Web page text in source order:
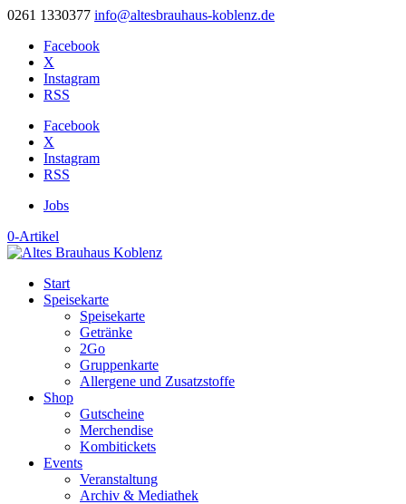
0261 1330377 info@altesbrauhaus-koblenz.de
Facebook
X
Instagram
RSS
Facebook
X
Instagram
RSS
Jobs
0-Artikel
Start
Speisekarte
Speisekarte
Getränke
2Go
Gruppenkarte
Allergene und Zusatzstoffe
Shop
Gutscheine
Merchendise
Kombitickets
Events
Veranstaltung
Archiv & Mediathek